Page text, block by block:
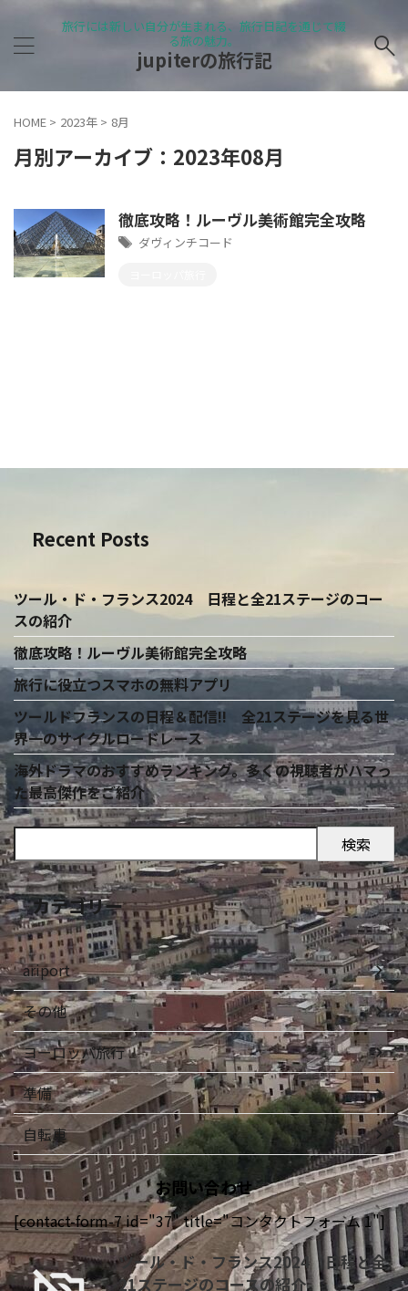
旅行には新しい自分が生まれる、旅行日記を通じて綴
る旅の魅力。
jupiterの旅行記
HOME > 2023年 > 8月
月別アーカイブ：2023年08月
徹底攻略！ルーヴル美術館完全攻略
ダヴィンチコード
Recent Posts
ツール・ド・フランス2024 日程と全21ステージのコー
スの紹介
徹底攻略！ルーヴル美術館完全攻略
旅行に役立つスマホの無料アプリ
ツールドフランスの日程＆配信!! 全21ステージを見る世
界一のサイクルロードレース
海外ドラマのおすすめランキング。多くの視聴者がハマっ
た最高傑作をご紹介
検索
カテゴリー
ariport
その他
ヨーロッパ旅行
準備
自転車
お問い合わせ
[contact-form-7 id="37" title="コンタクトフォーム 1"]
ツール・ド・フランス2024 日程と全
21ステージのコースの紹介